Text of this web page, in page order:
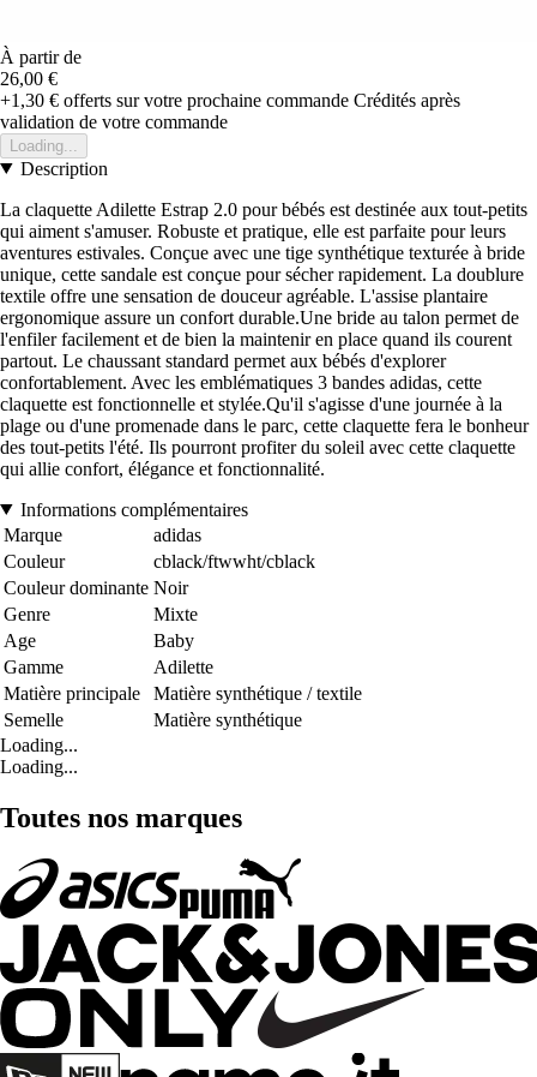
À partir de
26,00 €
+1,30 € offerts sur votre prochaine commande Crédités après
validation de votre commande
Loading...
Description
La claquette Adilette Estrap 2.0 pour bébés est destinée aux tout-petits
qui aiment s'amuser. Robuste et pratique, elle est parfaite pour leurs
aventures estivales. Conçue avec une tige synthétique texturée à bride
unique, cette sandale est conçue pour sécher rapidement. La doublure
textile offre une sensation de douceur agréable. L'assise plantaire
ergonomique assure un confort durable.Une bride au talon permet de
l'enfiler facilement et de bien la maintenir en place quand ils courent
partout. Le chaussant standard permet aux bébés d'explorer
confortablement. Avec les emblématiques 3 bandes adidas, cette
claquette est fonctionnelle et stylée.Qu'il s'agisse d'une journée à la
plage ou d'une promenade dans le parc, cette claquette fera le bonheur
des tout-petits l'été. Ils pourront profiter du soleil avec cette claquette
qui allie confort, élégance et fonctionnalité.
Informations complémentaires
Marque
adidas
Couleur
cblack/ftwwht/cblack
Couleur dominante Noir
Genre
Mixte
Age
Baby
Gamme
Adilette
Matière principale
Matière synthétique / textile
Semelle
Matière synthétique
Loading...
Loading...
Toutes nos marques